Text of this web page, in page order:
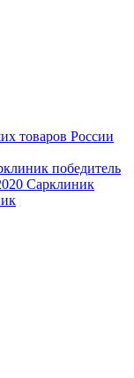
товаров России
победитель
Сарклиник